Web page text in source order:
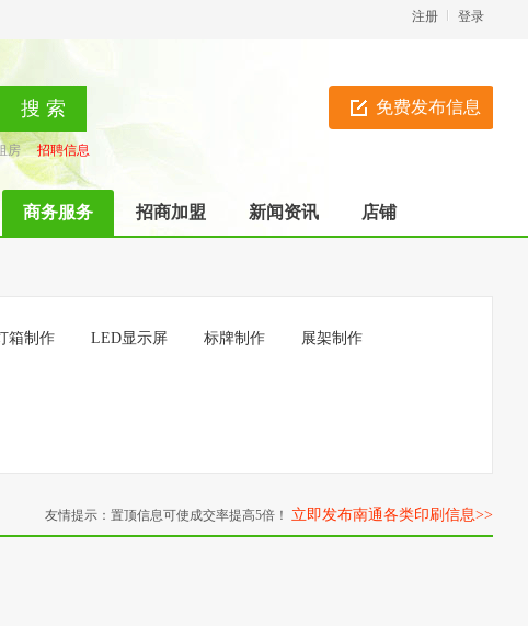
登录
注册
免费发布信息
房
招聘信息
商务服务 招商加盟 新闻资讯 店铺
箱制作 LED显示屏 标牌制作 展架制作
友情提示：置顶信息可使成交率提高5倍！ 立即发布南通各类印刷信息>>